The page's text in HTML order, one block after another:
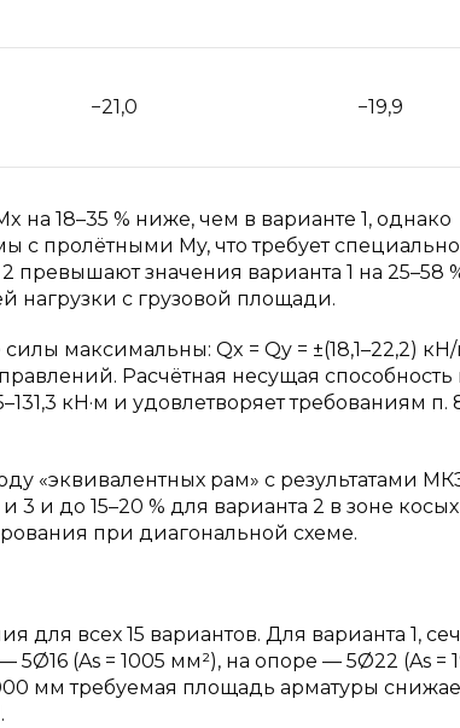
−21,0 −19,9
на 18–35 % ниже, чем в варианте 1, однако
с пролётными My, что требует
значения варианта 1 на 25–58
нагрузки с грузовой площади.
максимальны: Qx = Qy = ±(18,1–22,2) кН/
Расчётная несущая способность
кН·м и удовлетворяет требованиям п.
«эквивалентных рам» с результатами
3 и до 15–20 % для варианта 2 в зоне
при диагональной схеме.
для всех 15 вариантов. Для варианта 1,
(As = 1005 мм²), на опоре — 5Ø22 (As =
мм требуемая площадь арматуры